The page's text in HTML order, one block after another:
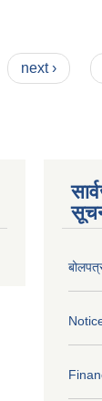
next ›